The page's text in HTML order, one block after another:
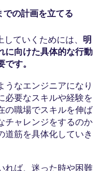
での計画を立てる
ていくためには、 明
に向けた具体的な行動
す。
うなエンジニアになり
必要なスキルや経験を
の職場でスキルを伸ば
チャレンジをするのか
道筋を具体化していき
れば、迷った時や困難